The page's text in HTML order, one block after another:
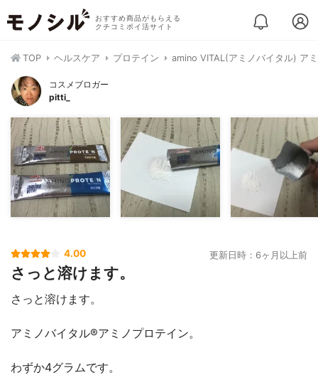
おすすめ商品がもらえる
クチコミポイ活サイト
TOP ヘルスケア プロテイン amino VITAL(アミノバイタル) ア
コスメブロガー
pitti_
4.00 更新日時：6ヶ月以上前
さっと溶けます。
さっと溶けます。
アミノバイタル®︎アミノプロテイン。
わずか4グラムです。